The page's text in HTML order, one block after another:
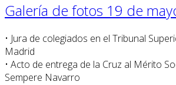
Galería de fotos 19 de
• Jura de colegiados en el Tribunal
Madrid
• Acto de entrega de la Cruz al Mérito
Sempere Navarro